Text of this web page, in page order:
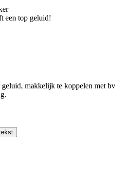
een top geluid!
makkelijk te koppelen met bv